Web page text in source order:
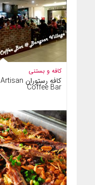
کافه و بستنی
کافه رستوران Artisan
Coffee Bar